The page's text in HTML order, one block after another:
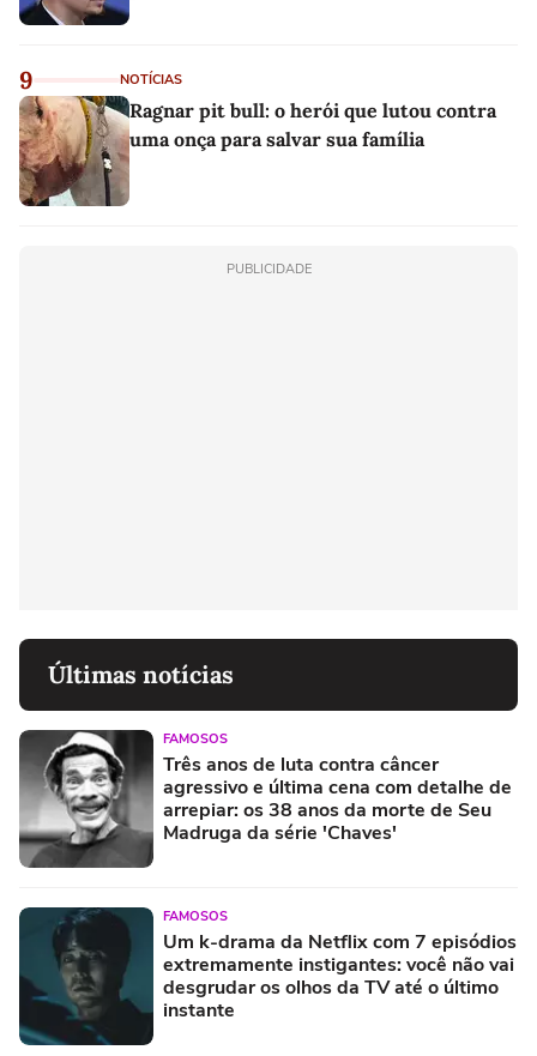
9 NOTÍCIAS
Ragnar pit bull: o herói que lutou contra
uma onça para salvar sua família
PUBLICIDADE
Últimas notícias
FAMOSOS
Três anos de luta contra câncer
agressivo e última cena com detalhe de
arrepiar: os 38 anos da morte de Seu
Madruga da série 'Chaves'
FAMOSOS
Um k-drama da Netflix com 7 episódios
extremamente instigantes: você não vai
desgrudar os olhos da TV até o último
instante